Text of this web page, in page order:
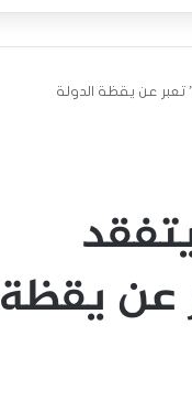
عن يقظة الدولة
عن يقظة